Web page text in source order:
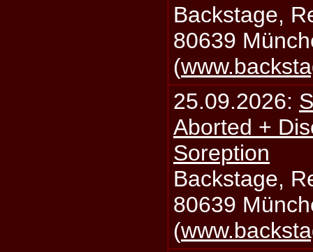
Backstage,
80639
(
25.09.2026:
Aborted +
Soreption
Backstage,
80639
(